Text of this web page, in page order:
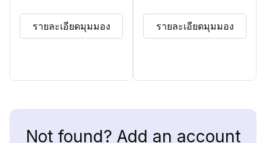
รายละเอียดมุมมอง รายละเอียดมุมมอง
Not found? Add an account